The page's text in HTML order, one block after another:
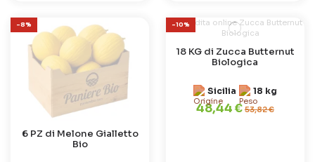
-8%
6 PZ di Melone Gialletto
Bio
-10%
18 KG di Zucca Butternut
Biologica
Sicilia 18 kg
48,44 € 53,82 €